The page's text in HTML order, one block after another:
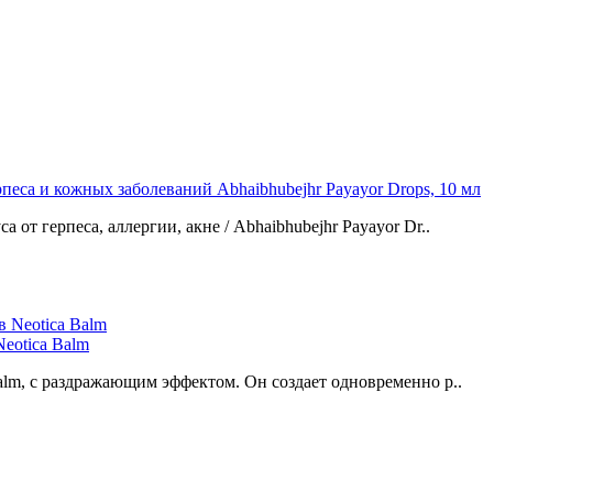
и кожных заболеваний Abhaibhubejhr Payayor Drops, 10 мл
от герпеса, аллергии, акне / Abhaibhubejhr Payayor Dr..
Balm
с раздражающим эффектом. Он создает одновременно р..